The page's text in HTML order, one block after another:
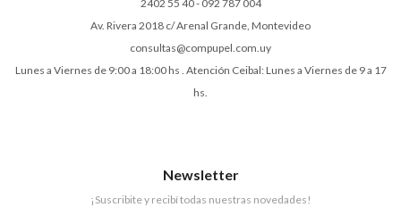
2402 55 40 - 092 787 004
Av. Rivera 2018 c/ Arenal Grande, Montevideo
consultas@compupel.com.uy
Lunes a Viernes de 9:00 a 18:00 hs . Atención Ceibal: Lunes a Viernes de 9 a 17
hs.
Newsletter
¡Suscribite y recibí todas nuestras novedades!